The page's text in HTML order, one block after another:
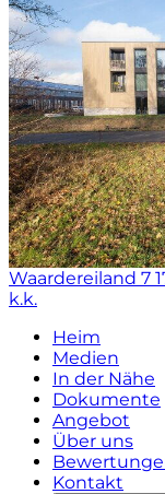
Waardereiland 7
k.k.
Heim
Medien
In der Nähe
Dokumente
Angebot
Über uns
Kontakt